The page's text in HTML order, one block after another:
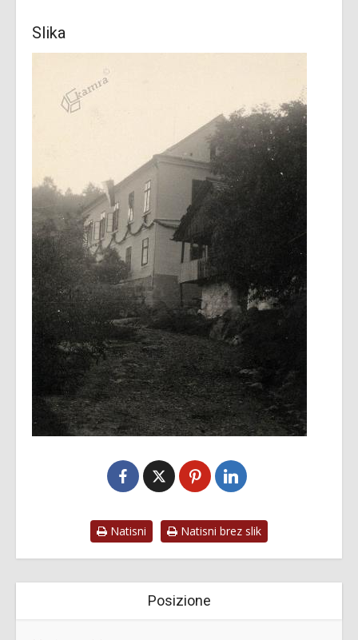
Slika
Natisni Natisni brez slik
Posizione